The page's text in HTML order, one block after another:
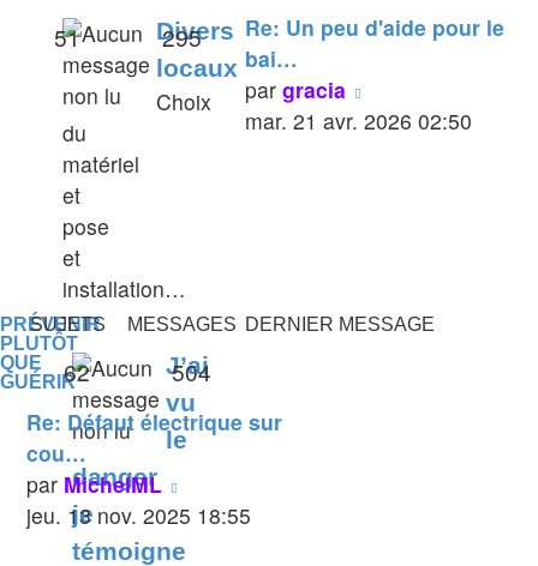
message
Divers
locaux
Choix
du
matériel
et
pose
et
installation…
51 295
Re: Un peu d'aide pour le
bai…
par gracia
le
mar. 21 avr. 2026 02:50
PRÉVENIR
PLUTÔT
QUE
GUÉRIR
SUJETS MESSAGES DERNIER MESSAGE
J’ai
vu
le
danger
je
témoigne
62 504
Re: Défaut électrique sur
cou…
par MichelML
le
dernier
jeu. 13 nov. 2025 18:55